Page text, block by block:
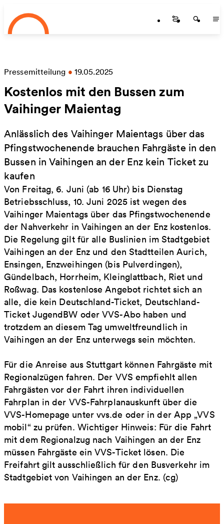
Zum Hauptinhalt springen
Startseite
Pressemitteilung • 19.05.2025
Kostenlos mit den Bussen zum
Vaihinger Maientag
Anlässlich des Vaihinger Maientags über das
Pfingstwochenende brauchen Fahrgäste in den
Bussen in Vaihingen an der Enz kein Ticket zu
kaufen
Von Freitag, 6. Juni (ab 16 Uhr) bis Dienstag
Betriebsschluss, 10. Juni 2025 ist wegen des
Vaihinger Maientags über das Pfingstwochenende
der Nahverkehr in Vaihingen an der Enz kostenlos.
Die Regelung gilt für alle Buslinien im Stadtgebiet
Vaihingen an der Enz und den Stadtteilen Aurich,
Ensingen, Enzweihingen (bis Pulverdingen),
Gündelbach, Horrheim, Kleinglattbach, Riet und
Roßwag. Das kostenlose Angebot richtet sich an
alle, die kein Deutschland-Ticket, Deutschland-
Ticket JugendBW oder VVS-Abo haben und
trotzdem an diesem Tag umweltfreundlich in
Vaihingen an der Enz unterwegs sein möchten.
Für die Anreise aus Stuttgart können Fahrgäste mit
Regionalzügen fahren. Der VVS empfiehlt allen
Fahrgästen vor der Fahrt ihren individuellen
Fahrplan in der VVS-Fahrplanauskunft über die
VVS-Homepage unter vvs.de oder in der App „VVS
mobil“ zu prüfen. Wichtiger Hinweis: Für die Fahrt
mit dem Regionalzug nach Vaihingen an der Enz
müssen Fahrgäste ein VVS-Ticket lösen. Die
Freifahrt gilt ausschließlich für den Busverkehr im
Stadtgebiet von Vaihingen an der Enz. (cg)